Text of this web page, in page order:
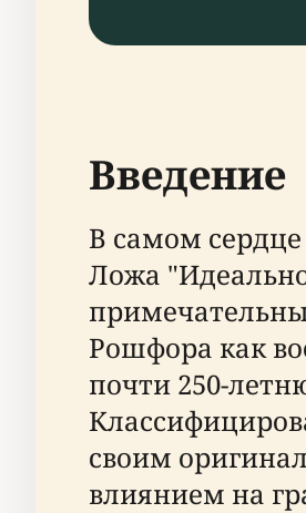
Введение
В самом
Ложа
Рошфора как
почти 250-
своим
влиянием на